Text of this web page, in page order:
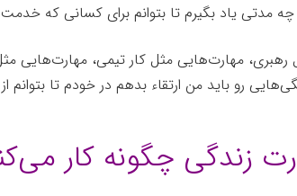
مدتی یاد بگیرم تا بتوانم برای کسانی که
مهارت‌هایی مثل کار تیمی، مهارت‌هایی مثل
رو باید من ارتقاء بدهم در خودم تا
زندگی چگونه کار